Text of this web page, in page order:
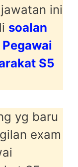
ini
soalan
S5
yg baru
exam